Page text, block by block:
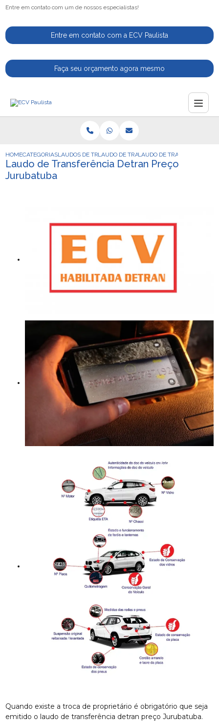
Entre em contato com um de nossos especialistas!
Entre em contato com a ECV Paulista
Faça seu orçamento agora mesmo
HOMECATEGORIASLAUDOS DE TRANSFERENCIALAUDO DE TRANSFERENCIA DE VEICULO
LAUDO DE TRANSFERENCIA
Laudo de Transferência Detran Preço
Jurubatuba
Quando existe a troca de proprietário é obrigatório que seja
emitido o laudo de transferência detran preço Jurubatuba.